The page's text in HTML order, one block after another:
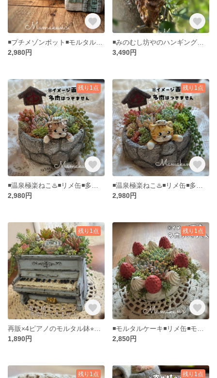
2,980円
3,490円
残り1点
2,980円
残り1点
2,980円
残り1点
1,890円
残り1点
2,850円
残り1点 残り1点